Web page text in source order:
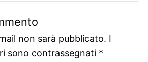
non sarà pubblicato. I
sono contrassegnati *